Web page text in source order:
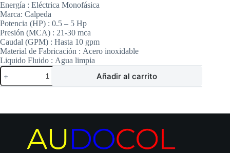
Energía : Eléctrica Monofásica
Marca: Calpeda
Potencia (HP) : 0.5 – 5 Hp
Presión (MCA) : 21-30 mca
Caudal (GPM) : Hasta 10 gpm
Material de Fabricación : Acero inoxidable
Liquido Fluido : Agua limpia
Electrobomba
Calpeda
|
|
Añadir al carrito